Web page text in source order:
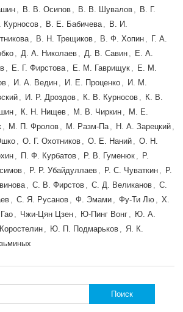
, В. В. Осипов , В. В. Шувалов , В. Г.
Курносов , В. Е. Бабичева , В. И.
, В. Н. Трещиков , В. Ф. Хопин , Г. А.
, Д. А. Николаев , Д. В. Савин , Е. А.
, Е. Г. Фирстова , Е. М. Гаврищук , Е. М.
, И. А. Ведин , И. Е. Проценко , И. М.
, И. Р. Дроздов , К. В. Курносов , К. В.
, К. Н. Нищев , М. В. Чиркин , М. Е.
, М. П. Фролов , М. Разм-Па , Н. А. Зарецкий ,
, О. Г. Охотников , О. Е. Наний , О. Н.
, П. Ф. Курбатов , Р. В. Гуменюк , Р.
, Р. Р. Убайдуллаев , Р. С. Чуваткин , Р.
, С. В. Фирстов , С. Д. Великанов , С.
, С. Я. Русанов , Ф. Эмами , Фу-Ти Лю , Х.
, Чжи-Цян Цзен , Ю-Пинг Вонг , Ю. А.
, Ю. П. Подмарьков , Я. К.